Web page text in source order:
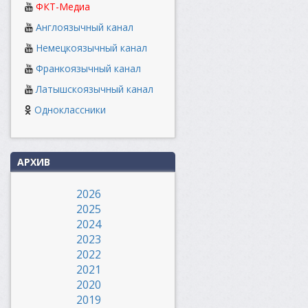
ФКТ-Медиа
Англоязычный канал
Немецкоязычный канал
Франкоязычный канал
Латышскоязычный канал
Одноклассники
АРХИВ
2026
2025
2024
2023
2022
2021
2020
2019